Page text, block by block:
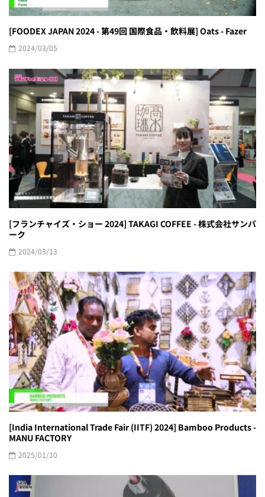
[FOODEX JAPAN 2024 - 第49回 国際食品・飲料展] Oats - Fazer
2024/03/05
[フランチャイズ・ショー 2024] TAKAGI COFFEE - 株式会社サンパ
ーク
2024/03/13
[India International Trade Fair (IITF) 2024] Bamboo Products -
MANU FACTORY
2025/01/10